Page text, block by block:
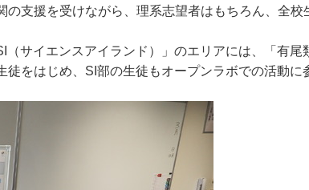
支援を受けながら、理系志望者はもちろん、全
サイエンスアイランド）」のエリアには、「有
をはじめ、SI部の生徒もオープンラボでの活動